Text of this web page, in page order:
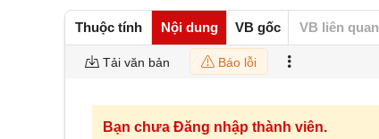
Thuộc tính Nội dung VB gốc VB liên quan
Tải văn bản Báo lỗi
Bạn chưa Đăng nhập thành viên.